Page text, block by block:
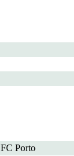
FC Porto